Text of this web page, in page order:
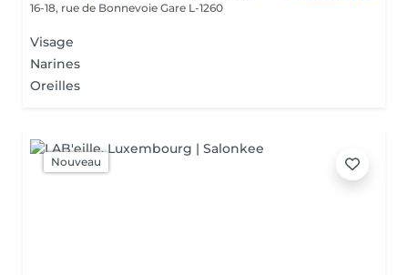
16-18, rue de Bonnevoie Gare L-1260
Visage
Narines
Oreilles
Nouveau